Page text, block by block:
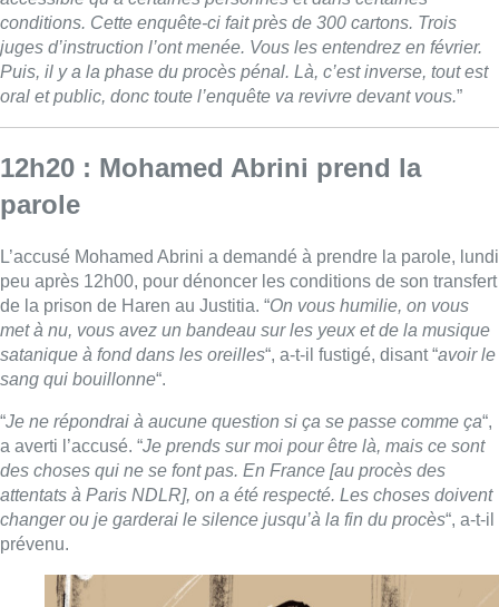
conditions. Cette enquête-ci fait près de 300 cartons. Trois
juges d’instruction l’ont menée. Vous les entendrez en février.
Puis, il y a la phase du procès pénal. Là, c’est inverse, tout est
oral et public, donc toute l’enquête va revivre devant vous.”
12h20 : Mohamed Abrini prend la
parole
L’accusé Mohamed Abrini a demandé à prendre la parole, lundi
peu après 12h00, pour dénoncer les conditions de son transfert
de la prison de Haren au Justitia. “On vous humilie, on vous
met à nu, vous avez un bandeau sur les yeux et de la musique
satanique à fond dans les oreilles“, a-t-il fustigé, disant “avoir le
sang qui bouillonne“.
“Je ne répondrai à aucune question si ça se passe comme ça“,
a averti l’accusé. “Je prends sur moi pour être là, mais ce sont
des choses qui ne se font pas. En France [au procès des
attentats à Paris NDLR], on a été respecté. Les choses doivent
changer ou je garderai le silence jusqu’à la fin du procès“, a-t-il
prévenu.